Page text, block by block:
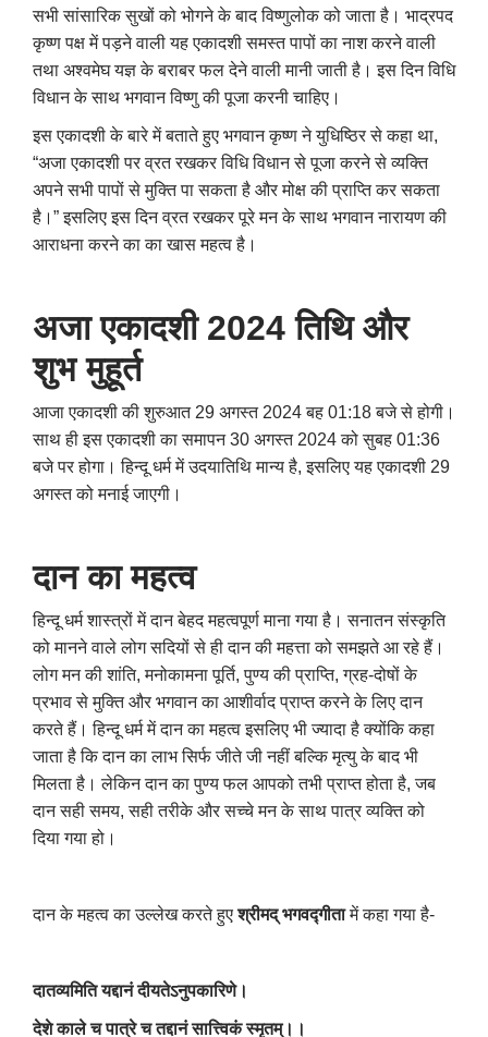
सभी सांसारिक सुखों को भोगने के बाद विष्णुलोक को जाता है। भाद्रपद
कृष्ण पक्ष में पड़ने वाली यह एकादशी समस्त पापों का नाश करने वाली
तथा अश्वमेघ यज्ञ के बराबर फल देने वाली मानी जाती है। इस दिन विधि
विधान के साथ भगवान विष्णु की पूजा करनी चाहिए।
इस एकादशी के बारे में बताते हुए भगवान कृष्ण ने युधिष्ठिर से कहा था,
“अजा एकादशी पर व्रत रखकर विधि विधान से पूजा करने से व्यक्ति
अपने सभी पापों से मुक्ति पा सकता है और मोक्ष की प्राप्ति कर सकता
है।” इसलिए इस दिन व्रत रखकर पूरे मन के साथ भगवान नारायण की
आराधना करने का का खास महत्व है।
अजा एकादशी 2024 तिथि और
शुभ मुहूर्त
आजा एकादशी की शुरुआत 29 अगस्त 2024 बह 01:18 बजे से होगी।
साथ ही इस एकादशी का समापन 30 अगस्त 2024 को सुबह 01:36
बजे पर होगा। हिन्दू धर्म में उदयातिथि मान्य है,इसलिए यह एकादशी 29
अगस्त को मनाई जाएगी।
दान का महत्व
हिन्दू धर्म शास्त्रों में दान बेहद महत्वपूर्ण माना गया है। सनातन संस्कृति
को मानने वाले लोग सदियों से ही दान की महत्ता को समझते आ रहे हैं।
लोग मन की शांति,मनोकामना पूर्ति,पुण्य की प्राप्ति,ग्रह-दोषों के
प्रभाव से मुक्ति और भगवान का आशीर्वाद प्राप्त करने के लिए दान
करते हैं। हिन्दू धर्म में दान का महत्व इसलिए भी ज्यादा है क्योंकि कहा
जाता है कि दान का लाभ सिर्फ जीते जी नहीं बल्कि मृत्यु के बाद भी
मिलता है। लेकिन दान का पुण्य फल आपको तभी प्राप्त होता है,जब
दान सही समय,सही तरीके और सच्चे मन के साथ पात्र व्यक्ति को
दिया गया हो।
दान के महत्व का उल्लेख करते हुएश्रीमद् भगवद्गीतामें कहा गया है-
दातव्यमिति यद्दानं दीयतेऽनुपकारिणे।
देशे काले च पात्रे च तद्दानं सात्त्विकं स्मृतम्।।